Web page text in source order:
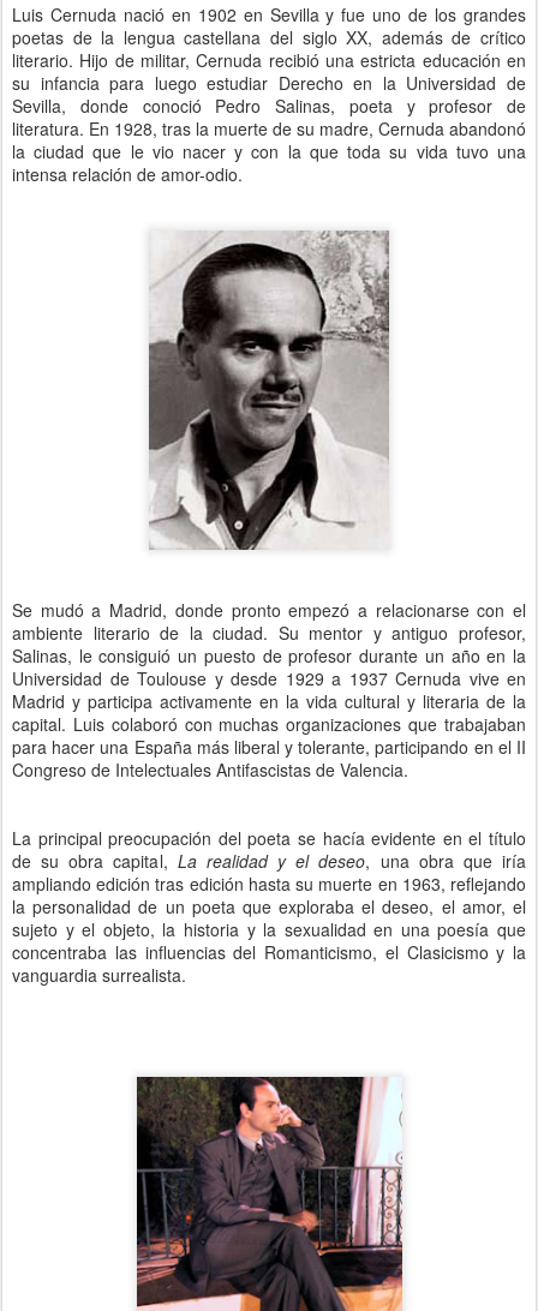
Luis Cernuda nació en 1902 en Sevilla y fue uno de los grandes
poetas de la lengua castellana del siglo XX, además de crítico
literario. Hijo de militar, Cernuda recibió una estricta educación en
su infancia para luego estudiar Derecho en la Universidad de
Sevilla, donde conoció Pedro Salinas, poeta y profesor de
literatura. En 1928, tras la muerte de su madre, Cernuda abandonó
la ciudad que le vio nacer y con la que toda su vida tuvo una
intensa relación de amor-odio.
Se mudó a Madrid, donde pronto empezó a relacionarse con el
ambiente literario de la ciudad. Su mentor y antiguo profesor,
Salinas, le consiguió un puesto de profesor durante un año en la
Universidad de Toulouse y desde 1929 a 1937 Cernuda vive en
Madrid y participa activamente en la vida cultural y literaria de la
capital. Luis colaboró con muchas organizaciones que trabajaban
para hacer una España más liberal y tolerante, participando en el II
Congreso de Intelectuales Antifascistas de Valencia.
La principal preocupación del poeta se hacía evidente en el título
de su obra capital, La realidad y el deseo, una obra que iría
ampliando edición tras edición hasta su muerte en 1963, reflejando
la personalidad de un poeta que exploraba el deseo, el amor, el
sujeto y el objeto, la historia y la sexualidad en una poesía que
concentraba las influencias del Romanticismo, el Clasicismo y la
vanguardia surrealista.